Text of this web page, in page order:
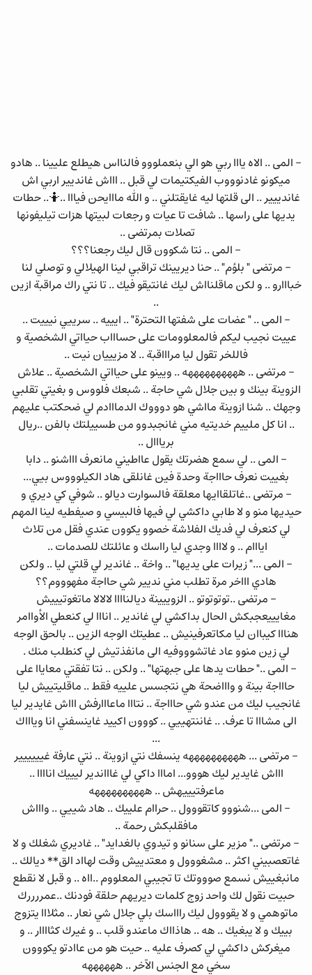
- المى .. الاه يااا ربي هو الي بنعملووو فالنااس هيطلع عليينا .. هادو
ميكونو غادنوووب الفيكتيمات لي قبل .. اااش غانديير اربي اش
غاندييير .. الى قلتها ليه غايقتلني .. و الله مااايحن فيااا ..🤷.. حطات
يديها على راسها .. شافت تا عيات و رجعات لبيتها هزات تيليفونها
تصلات بمرتضى ..
- المى .. نتا شكوون قال ليك رجعنا؟؟؟
- مرتضى " بلؤم" .. حنا ديريينك تراقبي لينا الهيلالي و توصلي لنا
خبااارو .. و لكن ماقلنااش ليك غانتيقو فيك .. تا نتي راك مراقبة ازين
..
- المى .. " عضات على شفتها التحترة" .. ايييه .. سرييي نيييت ..
عييت نجيب ليكم فالمعلوومات على حساااب حيااتي الشخصية و
فاللخر تقول ليا مراااقبة .. لا مزيييان نيت ..
- مرتضى .. ههههههههههه .. ويينو على حيااتي الشخصية .. علاش
الزوينة بينك و بين جلال شي حاجة .. شبعك فلووس و بغيتي تقلبي
وجهك .. شنا ازوينة مااشي هو دوووك الدمااادم لي ضحكتب عليهم
.. انا كل ملييم خديتيه مني غانجبدوو من طسييلتك بالفن ..ريال
بريااال ..
- المى .. لي سمع هضرتك يقول عااطيني مانعرف اااشنو .. دابا
بغييت نعرف حاااجة وحدة فين غانلقى هاد الكيلوووس بيي...
- مرتضى ..غاتلقاايها معلقة فالسوارت ديالو .. شوفي كي ديري و
حيديها منو و لا طابي داكشي لي فيها فالبيسي و صيفطيه لينا المهم
لي كنعرف لي فديك الفلاشة خصوو يكوون عندي فقل من تلاث
ايااام .. و لاااا وجدي ليا رااسك و عائلتك للصدمات ..
- المى ..." زيرات على يديها" .. واخة .. غاندير لي قلتي ليا .. ولكن
هادي اااخر مرة تطلب مني نديير شي حااجة مفهوووم؟؟
- مرتضى ..توتوتوتو .. الزوييينة ديالناااا لالالا ماتغوتيييش
مغايييعجبكش الحال بداكشي لي غاندير .. انااا لي كنعطي الأواامر
هنااا كيباان ليا مكاتعرفينيش .. عطيتك الوجه الزين .. بالحق الوجه
لي زين منوو عاد غاتشوووفيه الى مانفذتيش لي كنطلب منك .
- المى .." حطات يدها على جبهتها" .. ولكن .. نتا تفقتي معاياا على
حاااجة بينة و واااضحة هي نتجسس علييه فقط .. ماقليتييش ليا
غانجيب ليك من عندو شي حاااجة .. نتااا ماعااارفش اااش غايدير ليا
الى مشااا تا عرف. .. غاننتهييي .. كووون اكييد غاينسفني انا وياااك
...
- مرتضى ... ههههههههههه ينسفك نتي ازوينة .. نتي عارفة غيييييير
اااش غايدير ليك هووو... امااا داكي لي غاااندير ليييك اناااا ..
ماعرفتيييهش .. ههههههههههه
- المى ...شنووو كاتقووول .. حراام علييك .. هاد شييي .. واااش
مافقلبكش رحمة ..
- مرتضى .." مزير على سنانو و تيدوي بالغدايد" .. غاديري شغلك و لا
غاتعصبيني اكثر .. مشغووول و معتدييش وقت لهااد الق** ديالك ..
مانبغييش نسمع صوووتك تا تجيبي المعلووم ..ااه .. و قبل لا نقطع
حبيت نقول لك واحد زوج كلمات ديريهم حلقة فودنك ..عمررررك
ماتوهمي و لا يقووول ليك راااسك بلي جلال شي نعار .. مثلااا يتزوج
بييك و لا يبغيك .. هه .. هاذااك ماعندو قلب .. و غيرك كثاااار .. و
ميغركش داكشي لي كصرف عليه .. حيت هو من عاادتو يكووون
سخي مع الجنس الآخر .. ههههههه